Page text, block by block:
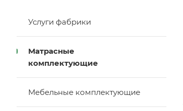
Услуги фабрики
Матрасные
комплектующие
Мебельные комплектующие